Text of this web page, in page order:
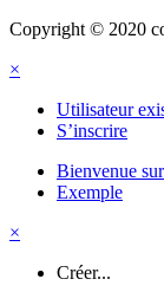
Copyright © 2020
×
Utilisateur
S’inscrire
Bienvenue
Exemple
×
Créer...